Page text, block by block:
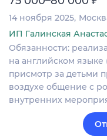
14 ноября 2025
ИП Галинская
Обязанности:
на английском языке
присмотр за детьми
воздухе общение с
внутренних